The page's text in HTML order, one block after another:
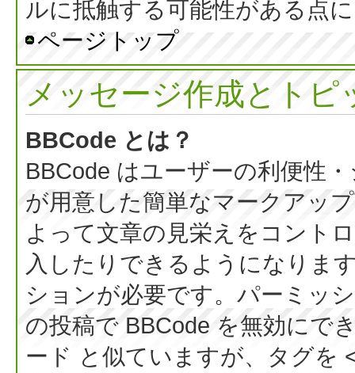
ルに抵触する可能性がある点
ページトップ
メッセージ作成とトピ
BBCode とは？
BBCode はユーザーの利便性
が用意した簡単なマークアッ
よって文章の見栄えをコント
入したりできるようになりま
ションが必要です。パーミッ
の投稿で BBCode を無効にで
ード と似ていますが、タグを